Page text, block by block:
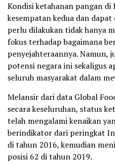
Kondisi ketahanan pangan
kesempatan kedua dan
perlu dilakukan tidak hanya
fokus terhadap bagaimana
penyejahteraannya. Namun,
potensi negara ini sekaligus
seluruh masyarakat dalam
Melansir dari data Global
secara keseluruhan, status
telah mengalami kenaikan
berindikator dari peringkat
di tahun 2016, kemudian
posisi 62 di tahun 2019.